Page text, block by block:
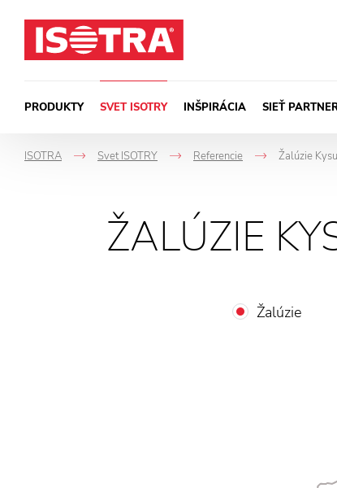
PRODUKTY SVET ISOTRY INŠPIRÁCIA SIEŤ
ISOTRA
->
Svet ISOTRY
->
Referencie Žalúzie
ŽALÚZIE
Žalúzie